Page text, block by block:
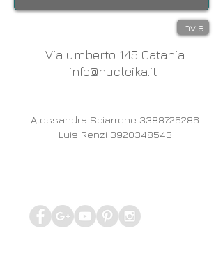
Invia
Via umberto 145 Catania
info@nucleika.it
Alessandra Sciarrone 3388726286
Luis Renzi 3920348543